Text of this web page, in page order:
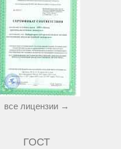
все лицензии →
ГОСТ